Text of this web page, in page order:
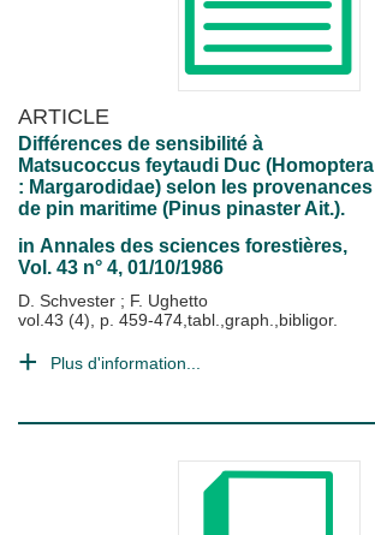
ARTICLE
Différences de sensibilité à
Matsucoccus feytaudi Duc (Homoptera
: Margarodidae) selon les provenances
de pin maritime (Pinus pinaster Ait.).
in Annales des sciences forestières,
Vol. 43 n° 4, 01/10/1986
D. Schvester ; F. Ughetto
vol.43 (4), p. 459-474,tabl.,graph.,bibligor.
Plus d'information...